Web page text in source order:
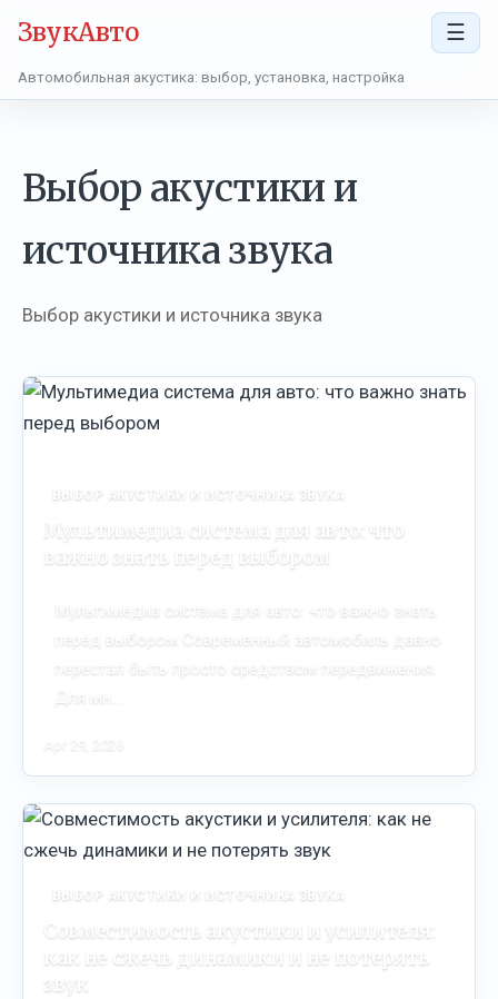
ЗвукАвто ☰
Автомобильная акустика: выбор, установка, настройка
Выбор акустики и
источника звука
Выбор акустики и источника звука
ВЫБОР АКУСТИКИ И ИСТОЧНИКА ЗВУКА
Мультимедиа система для авто: что
важно знать перед выбором
Мультимедиа система для авто: что важно знать
перед выбором Современный автомобиль давно
перестал быть просто средством передвижения.
Для мн…
Apr 29, 2026
ВЫБОР АКУСТИКИ И ИСТОЧНИКА ЗВУКА
Совместимость акустики и усилителя:
как не сжечь динамики и не потерять
звук